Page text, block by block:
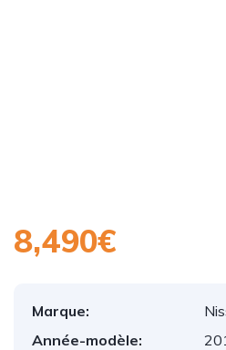
8,490€
Marque:
Année-modèle: